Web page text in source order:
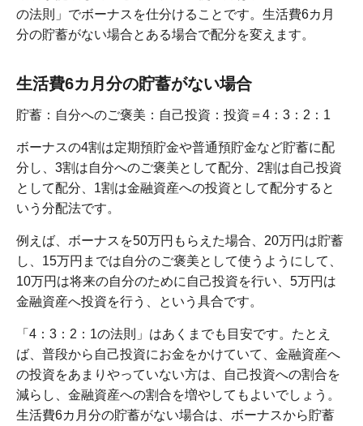
の法則」でボーナスを仕分けることです。生活費6カ月
分の貯蓄がない場合とある場合で配分を変えます。
生活費6カ月分の貯蓄がない場合
貯蓄：自分へのご褒美：自己投資：投資＝4：3：2：1
ボーナスの4割は定期預貯金や普通預貯金など貯蓄に配
分し、3割は自分へのご褒美として配分、2割は自己投資
として配分、1割は金融資産への投資として配分すると
いう分配法です。
例えば、ボーナスを50万円もらえた場合、20万円は貯蓄
し、15万円までは自分のご褒美として使うようにして、
10万円は将来の自分のために自己投資を行い、5万円は
金融資産へ投資を行う、という具合です。
「4：3：2：1の法則」はあくまでも目安です。たとえ
ば、普段から自己投資にお金をかけていて、金融資産へ
の投資をあまりやっていない方は、自己投資への割合を
減らし、金融資産への割合を増やしてもよいでしょう。
生活費6カ月分の貯蓄がない場合は、ボーナスから貯蓄